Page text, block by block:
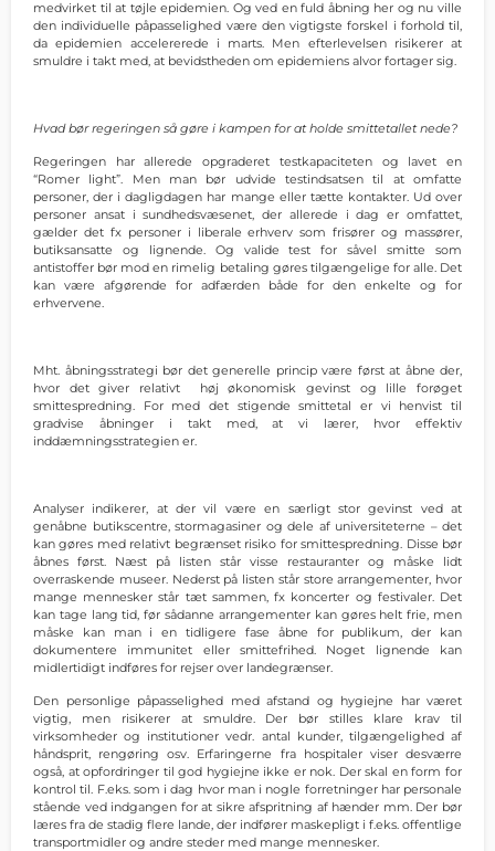
medvirket til at tøjle epidemien. Og ved en fuld åbning her og nu ville
den individuelle påpasselighed være den vigtigste forskel i forhold til,
da epidemien accelererede i marts. Men efterlevelsen risikerer at
smuldre i takt med, at bevidstheden om epidemiens alvor fortager sig.
Hvad bør regeringen så gøre i kampen for at holde smittetallet nede?
Regeringen har allerede opgraderet testkapaciteten og lavet en
“Romer light”. Men man bør udvide testindsatsen til at omfatte
personer, der i dagligdagen har mange eller tætte kontakter. Ud over
personer ansat i sundhedsvæsenet, der allerede i dag er omfattet,
gælder det fx personer i liberale erhverv som frisører og massører,
butiksansatte og lignende. Og valide test for såvel smitte som
antistoffer bør mod en rimelig betaling gøres tilgængelige for alle. Det
kan være afgørende for adfærden både for den enkelte og for
erhvervene.
Mht. åbningsstrategi bør det generelle princip være først at åbne der,
hvor det giver relativt høj økonomisk gevinst og lille forøget
smittespredning. For med det stigende smittetal er vi henvist til
gradvise åbninger i takt med, at vi lærer, hvor effektiv
inddæmningsstrategien er.
Analyser indikerer, at der vil være en særligt stor gevinst ved at
genåbne butikscentre, stormagasiner og dele af universiteterne – det
kan gøres med relativt begrænset risiko for smittespredning. Disse bør
åbnes først. Næst på listen står visse restauranter og måske lidt
overraskende museer. Nederst på listen står store arrangementer, hvor
mange mennesker står tæt sammen, fx koncerter og festivaler. Det
kan tage lang tid, før sådanne arrangementer kan gøres helt frie, men
måske kan man i en tidligere fase åbne for publikum, der kan
dokumentere immunitet eller smittefrihed. Noget lignende kan
midlertidigt indføres for rejser over landegrænser.
Den personlige påpasselighed med afstand og hygiejne har været
vigtig, men risikerer at smuldre. Der bør stilles klare krav til
virksomheder og institutioner vedr. antal kunder, tilgængelighed af
håndsprit, rengøring osv. Erfaringerne fra hospitaler viser desværre
også, at opfordringer til god hygiejne ikke er nok. Der skal en form for
kontrol til. F.eks. som i dag hvor man i nogle forretninger har personale
stående ved indgangen for at sikre afspritning af hænder mm. Der bør
læres fra de stadig flere lande, der indfører maskepligt i f.eks. offentlige
transportmidler og andre steder med mange mennesker.